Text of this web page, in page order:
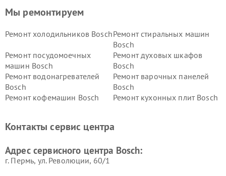
Мы ремонтируем
Ремонт холодильников BoschРемонт стиральных машин
Bosch
Ремонт посудомоечных
машин Bosch
Ремонт духовых шкафов
Bosch
Ремонт водонагревателей
Bosch
Ремонт варочных панелей
Bosch
Ремонт кофемашин Bosch
Ремонт кухонных плит Bosch
Ремонт сушильных автоматовРемонт морозильных камер
Контакты сервис центра
Адрес сервисного центра Bosch:
г. Пермь, ул. ​Революции, 60/1